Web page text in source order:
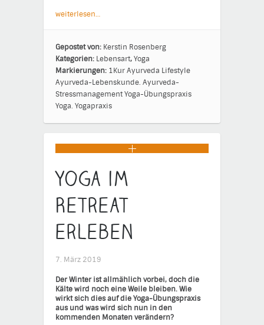
weiterlesen…
Gepostet von: Kerstin Rosenberg
Kategorien: Lebensart,Yoga
Markierungen: 1KurAyurveda Lifestyle
Ayurveda-Lebenskunde. Ayurveda-
StressmanagementYoga-Übungspraxis
Yoga. Yogapraxis
Yoga im
Retreat
erleben
7. März 2019
Der Winter ist allmählich vorbei, doch die
Kälte wird noch eine Weile bleiben. Wie
wirkt sich dies auf die Yoga-Übungspraxis
aus und was wird sich nun in den
kommenden Monaten verändern?